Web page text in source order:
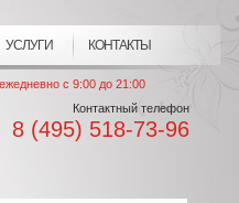
УСЛУГИ КОНТАКТЫ
с 9:00 до 21:00
Контактный телефон
8 (495) 518-73-96